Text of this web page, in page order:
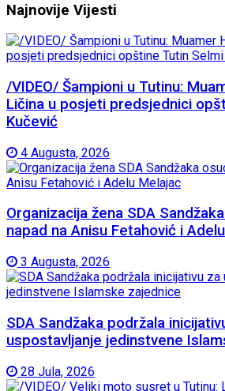
Najnovije Vijesti
/VIDEO/ Šampioni u Tutinu:
Ličina u posjeti predsjednici
Kučević
4 Augusta, 2026
Organizacija žena SDA
napad na Anisu Fetahović i
3 Augusta, 2026
SDA Sandžaka podržala
uspostavljanje jedinstvene
28 Jula, 2026